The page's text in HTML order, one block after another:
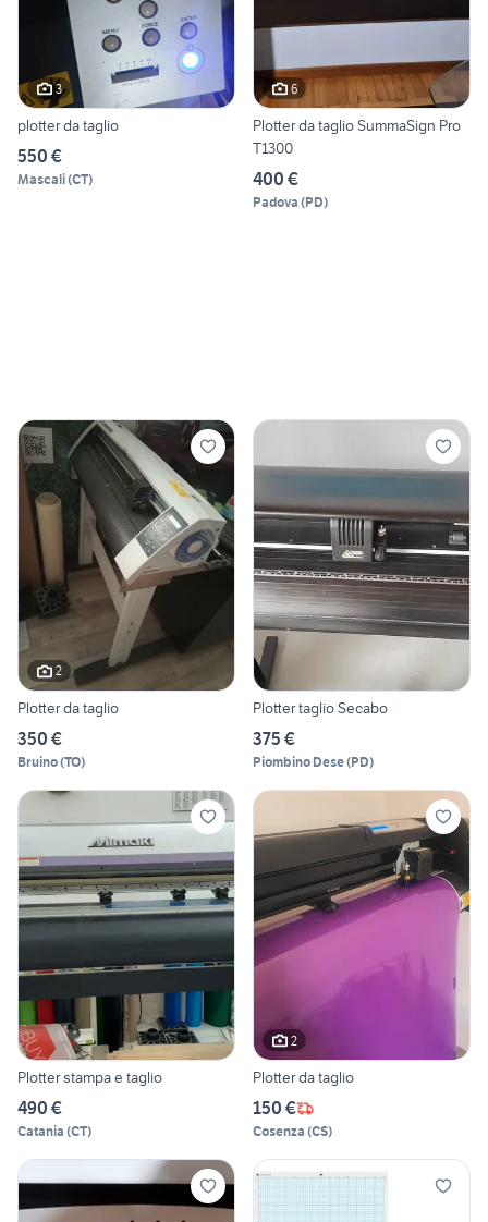
3
plotter da taglio
550 €
Mascali(CT)
6
Plotter da taglio SummaSign Pro
T1300
400 €
Padova (PD)
2
Plotter da taglio
350 €
Bruino(TO)
Plotter taglio Secabo
375 €
Piombino Dese(PD)
Plotter stampa e taglio
490 €
Catania (CT)
2
Plotter da taglio
150 €
Cosenza (CS)